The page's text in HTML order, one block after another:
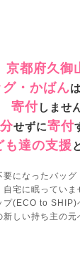
京都府久御
・かばんは
寄付しませ
せずに寄付
も達の支援
要になったバッグ
自宅に眠っていま
プ(ECO to SHIP)
新しい持ち主の元